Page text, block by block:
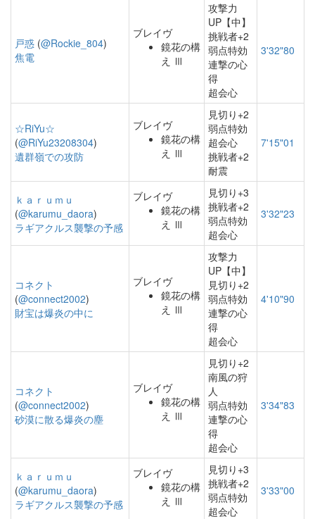
戸惑 (@Rockie_804)
焦電
ブレイヴ
鏡花の構
え Ⅲ
攻撃力
UP【中】
挑戦者+2
弱点特効
連撃の心
得
超会心
3'32"80
☆RiYu☆
(@RiYu23208304)
遺群嶺での攻防
ブレイヴ
鏡花の構
え Ⅲ
見切り+2
弱点特効
超会心
挑戦者+2
耐震
7'15"01
ｋａｒｕｍｕ
(@karumu_daora)
ラギアクルス襲撃の予感
ブレイヴ
鏡花の構
え Ⅲ
見切り+3
挑戦者+2
弱点特効
超会心
3'32"23
コネクト
(@connect2002)
財宝は爆炎の中に
ブレイヴ
鏡花の構
え Ⅲ
攻撃力
UP【中】
見切り+2
弱点特効
連撃の心
得
超会心
4'10"90
コネクト
(@connect2002)
砂漠に散る爆炎の塵
ブレイヴ
鏡花の構
え Ⅲ
見切り+2
南風の狩
人
弱点特効
連撃の心
得
超会心
3'34"83
ｋａｒｕｍｕ
(@karumu_daora)
ラギアクルス襲撃の予感
ブレイヴ
鏡花の構
え Ⅲ
見切り+3
挑戦者+2
弱点特効
超会心
3'33"00